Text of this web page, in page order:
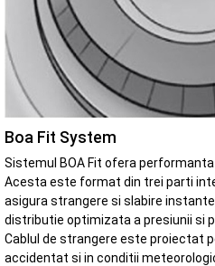
Boa Fit System
Sistemul BOA Fit ofera
Acesta este format din trei parti
asigura strangere si slabire
distributie optimizata a presiunii si
Cablul de strangere este proiectat
accidentat si in conditii